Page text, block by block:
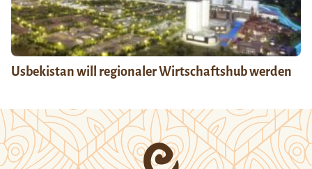
Usbekistan will regionaler Wirtschaftshub werden